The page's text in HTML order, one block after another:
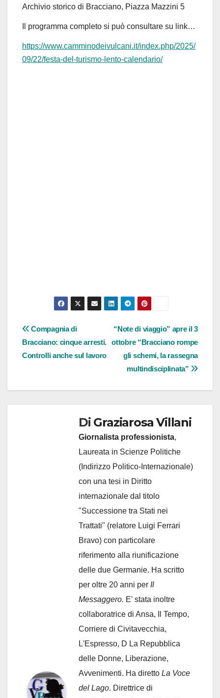
Archivio storico di Bracciano, Piazza Mazzini 5
Il programma completo si può consultare su link…
https://www.camminodeivulcani.it/index.php/2025/
09/22/festa-del-turismo-lento-calendario/
Navigazione
articoli
“Note di viaggio” apre il 3
ottobre “Bracciano rompe
gli schemi, la rassegna
multindisciplinata”
Compagnia di
Bracciano: cinque arresti.
Controlli anche sul lavoro
Di Graziarosa Villani
Giornalista professionista,
Laureata in Scienze Politiche
(Indirizzo Politico-Internazionale)
con una tesi in Diritto
internazionale dal titolo
"Successione tra Stati nei
Trattati" (relatore Luigi Ferrari
Bravo) con particolare
riferimento alla riunificazione
delle due Germanie. Ha scritto
per oltre 20 anni per Il
Messaggero. E' stata inoltre
collaboratrice di Ansa, Il Tempo,
Corriere di Civitavecchia,
L'Espresso, D La Repubblica
delle Donne, Liberazione,
Avvenimenti. Ha diretto La Voce
del Lago. Direttrice di